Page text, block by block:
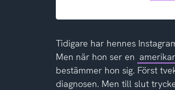
Tidigare har hennes
Men när hon ser en
bestämmer hon sig. Först
diagnosen. Men till slut